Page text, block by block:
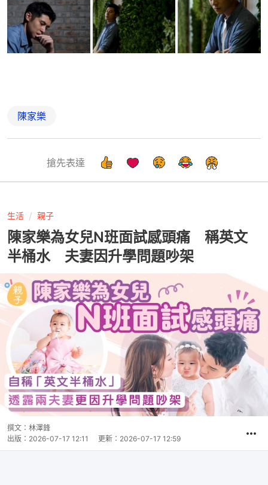
陳家樂
搶先表達
生活 親子
陳家樂為女兒N班面試感頭痛 稱英文
半桶水 夫妻因升學問題吵架
撰文： 林澤鋒
出版： 2026-07-17 12:11 更新： 2026-07-17 12:59